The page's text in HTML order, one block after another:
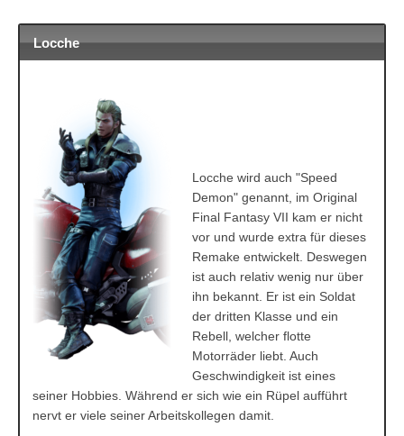
Locche
Locche wird auch "Speed
Demon" genannt, im Original
Final Fantasy VII kam er nicht
vor und wurde extra für dieses
Remake entwickelt. Deswegen
ist auch relativ wenig nur über
ihn bekannt. Er ist ein Soldat
der dritten Klasse und ein
Rebell, welcher flotte
Motorräder liebt. Auch
Geschwindigkeit ist eines
seiner Hobbies. Während er sich wie ein Rüpel aufführt
nervt er viele seiner Arbeitskollegen damit.